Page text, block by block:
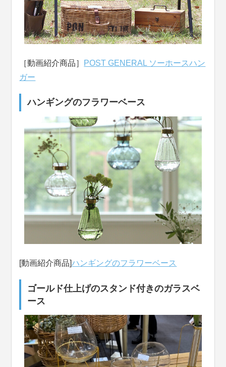
［動画紹介商品］ POST GENERAL ソーホースハン
ガー
ハンギングのフラワーベース
[動画紹介商品]ハンギングのフラワーベース
ゴールド仕上げのスタンド付きのガラスベ
ース